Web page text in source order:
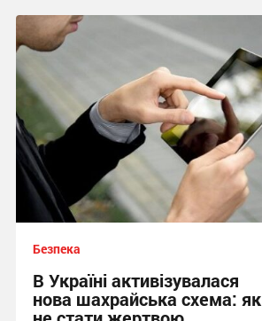
11:43 сьогодні
Безпека
В Україні активізувалася
нова шахрайська схема: як